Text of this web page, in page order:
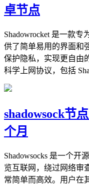
卓节点
Shadowrocket 是一款
供了简单易用的界面和
保护隐私，实现更自由
科学上网协议，包括
shadowsock节
个月
Shadowsocks 是一个开
览互联网，绕过网络审
常简单而高效。用户在